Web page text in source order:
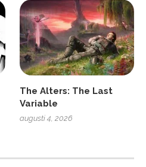
The Alters: The Last
Variable
augusti 4, 2026